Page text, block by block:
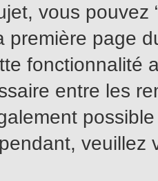
vous pouvez
première page
fonctionnalité
entre les
veuillez